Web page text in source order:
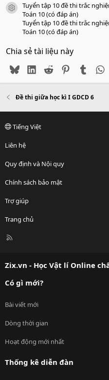
icon tài liệu
Tuyển tập 10 đề thi trắc
Toán 10 (có đáp án)
Tuyển tập 10 đề thi trắc
Toán 10 (có đáp án)
Chia sẻ tài liệu này
BlueskyLinkedIn
Reddit PinterestTumblr
Đề thi giữa học kì I GDCD 6
Tiếng Việt
Liên hệ
Quy định và Nội quy
Chính sách bảo mật
Trợ giúp
Trang chủ
R
Zix.vn - Học Vật lí Online
Có gì mới?
Bài viết mới
Dòng thời gian
Hoạt động mới nhất
Thống kê diễn đàn